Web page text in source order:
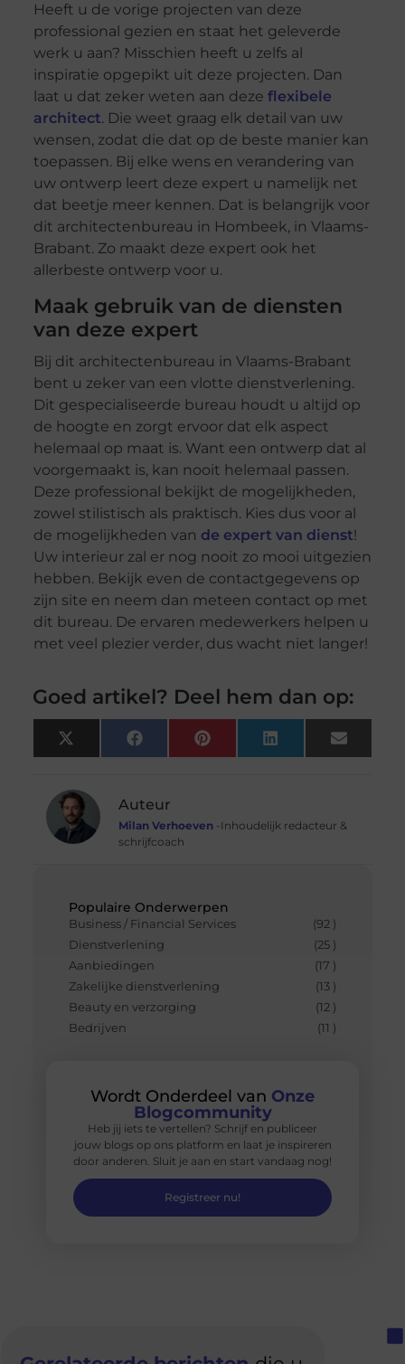
Populaire Onderwerpen
Business / Financial Services
(92 )
Dienstverlening
(25 )
Aanbiedingen
(17 )
Zakelijke dienstverlening
(13 )
Beauty en verzorging
(12 )
Bedrijven
(11 )
Wordt Onderdeel van Onze
Blogcommunity
Heb jij iets te vertellen? Schrijf en publiceer
jouw blogs op ons platform en laat je inspireren
door anderen. Sluit je aan en start vandaag nog!
Registreer nu!
Heeft u de vorige projecten van deze
professional gezien en staat het geleverde
werk u aan? Misschien heeft u zelfs al
inspiratie opgepikt uit deze projecten. Dan
laat u dat zeker weten aan deze flexibele
architect. Die weet graag elk detail van uw
wensen, zodat die dat op de beste manier kan
toepassen. Bij elke wens en verandering van
uw ontwerp leert deze expert u namelijk net
dat beetje meer kennen. Dat is belangrijk voor
dit architectenbureau in Hombeek, in Vlaams-
Brabant. Zo maakt deze expert ook het
allerbeste ontwerp voor u.
Maak gebruik van de diensten
van deze expert
Bij dit architectenbureau in Vlaams-Brabant
bent u zeker van een vlotte dienstverlening.
Dit gespecialiseerde bureau houdt u altijd op
de hoogte en zorgt ervoor dat elk aspect
helemaal op maat is. Want een ontwerp dat al
voorgemaakt is, kan nooit helemaal passen.
Deze professional bekijkt de mogelijkheden,
zowel stilistisch als praktisch. Kies dus voor al
de mogelijkheden van de expert van dienst!
Uw interieur zal er nog nooit zo mooi uitgezien
hebben. Bekijk even de contactgegevens op
zijn site en neem dan meteen contact op met
dit bureau. De ervaren medewerkers helpen u
met veel plezier verder, dus wacht niet langer!
Goed artikel? Deel hem dan op:
X
(Twitter)
FacebookPinterest LinkedIn Email
Auteur
Milan Verhoeven-Inhoudelijk redacteur &
schrijfcoach